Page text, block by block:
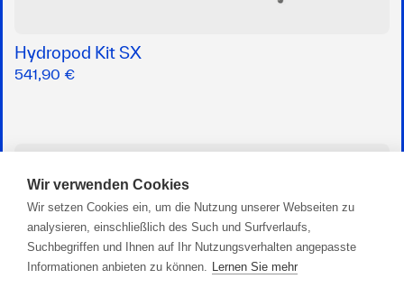
Hydropod Kit SX
541,90 €
Wir verwenden Cookies
Wir setzen Cookies ein, um die Nutzung unserer Webseiten zu
analysieren, einschließlich des Such und Surfverlaufs,
Suchbegriffen und Ihnen auf Ihr Nutzungsverhalten angepasste
Informationen anbieten zu können. Lernen Sie mehr